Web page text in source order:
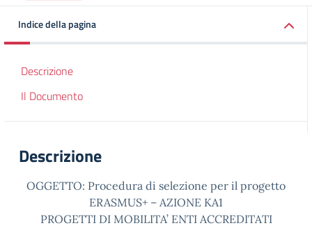
Indice della pagina
Descrizione
Il Documento
Descrizione
OGGETTO: Procedura di selezione per il progetto
ERASMUS+ – AZIONE KA1
PROGETTI DI MOBILITA’ ENTI ACCREDITATI